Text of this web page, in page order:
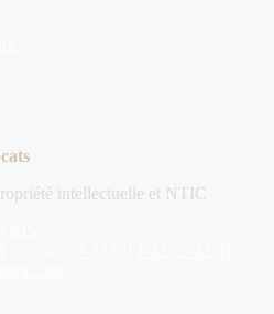
intellectuelle et NTIC